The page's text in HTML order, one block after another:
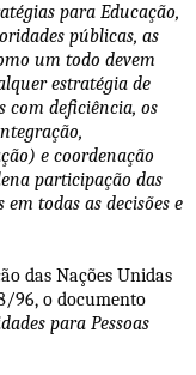
para Educação,
públicas, as
um todo devem
estratégia de
com deficiência, os
e coordenação
participação das
em todas as decisões e
das Nações Unidas
96, o documento
para Pessoas